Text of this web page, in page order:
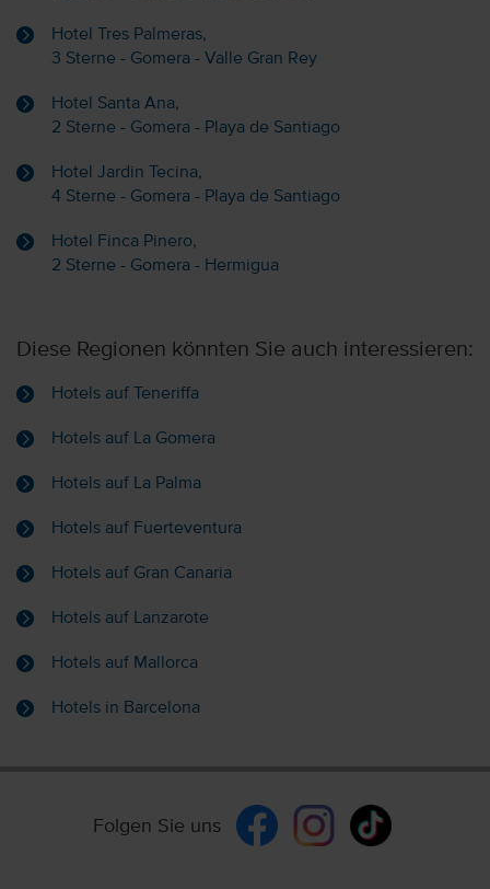
Hotel Tres Palmeras,
3 Sterne - Gomera - Valle Gran Rey
Hotel Santa Ana,
2 Sterne - Gomera - Playa de Santiago
Hotel Jardin Tecina,
4 Sterne - Gomera - Playa de Santiago
Hotel Finca Pinero,
2 Sterne - Gomera - Hermigua
Diese Regionen könnten Sie auch interessieren:
Hotels auf Teneriffa
Hotels auf La Gomera
Hotels auf La Palma
Hotels auf Fuerteventura
Hotels auf Gran Canaria
Hotels auf Lanzarote
Hotels auf Mallorca
Hotels in Barcelona
Folgen Sie uns